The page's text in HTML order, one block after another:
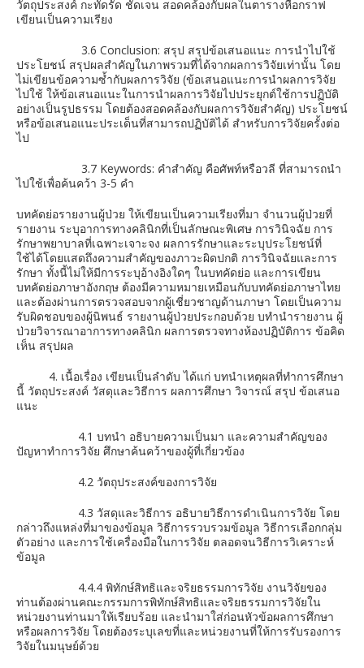
วัตถุประสงค์ กะทัดรัด ชัดเจน สอดคล้องกับผลในตารางหือกราฟ
เขียนเป็นความเรียง
3.6 Conclusion: สรุป สรุปข้อเสนอแนะ การนำไปใช้
ประโยชน์ สรุปผลสำคัญในภาพรวมที่ได้จากผลการวิจัยเท่านั้น โดย
ไม่เขียนข้อความซ้ำกับผลการวิจัย (ข้อเสนอแนะการนำผลการวิจัย
ไปใช้ ให้ข้อเสนอแนะในการนำผลการวิจัยไปประยุกต์ใช้การปฏิบัติ
อย่างเป็นรูปธรรม โดยต้องสอดคล้องกับผลการวิจัยสำคัญ) ประโยชน์
หรือข้อเสนอแนะประเด็นที่สามารถปฏิบัติได้ สำหรับการวิจัยครั้งต่อ
ไป
3.7 Keywords: คำสำคัญ คือศัพท์หรือวลี ที่สามารถนำ
ไปใช้เพื่อค้นคว้า 3-5 คำ
บทคัดย่อรายงานผู้ป่วย ให้เขียนเป็นความเรียงที่มา จำนวนผู้ป่วยที่
รายงาน ระบุอาการทางคลินิกที่เป็นลักษณะพิเศษ การวินิจฉัย การ
รักษาพยาบาลที่เฉพาะเจาะจง ผลการรักษาและระบุประโยชน์ที่
ใช้ได้โดยแสดถึงความสำคัญของภาวะผิดปกติ การวินิจฉัยและการ
รักษา ทั้งนี้ไม่ให้มีการระบุอ้างอิงใดๆ ในบทคัดย่อ และการเขียน
บทคัดย่อภาษาอังกฤษ ต้องมีความหมายเหมือนกับบทคัดย่อภาษาไทย
และต้องผ่านการตรวจสอบจากผู้เชี่ยวชาญด้านภาษา โดยเป็นความ
รับผิดชอบของผู้นิพนธ์ รายงานผู้ป่วยประกอบด้วย บทำนำรายงาน ผู้
ป่วยวิจารณาอาการทางคลินิก ผลการตรวจทางห้องปฏิบัติการ ข้อคิด
เห็น สรุปผล
4. เนื้อเรื่อง เขียนเป็นลำดับ ได้แก่ บทนำเหตุผลที่ทำการศึกษา
นี้ วัตถุประสงค์ วัสดุและวิธีการ ผลการศึกษา วิจารณ์ สรุป ข้อเสนอ
แนะ
4.1 บทนำ อธิบายความเป็นมา และความสำคัญของ
ปัญหาทำการวิจัย ศึกษาค้นคว้าของผู้ที่เกี่ยวข้อง
4.2 วัตถุประสงค์ของการวิจัย
4.3 วัสดุและวิธีการ อธิบายวิธีการดำเนินการวิจัย โดย
กล่าวถึงแหล่งที่มาของข้อมูล วิธีการรวบรวมข้อมูล วิธีการเลือกกลุ่ม
ตัวอย่าง และการใช้เครื่องมือในการวิจัย ตลอดจนวิธีการวิเคราะห์
ข้อมูล
4.4.4 พิทักษ์สิทธิและจริยธรรมการวิจัย งานวิจัยของ
ท่านต้องผ่านคณะกรรมการพิทักษ์สิทธิและจริยธรรมการวิจัยใน
หน่วยงานท่านมาให้เรียบร้อย และนำมาใส่ก่อนหัวข้อผลการศึกษา
หรือผลการวิจัย โดยต้องระบุเลขที่และหน่วยงานที่ให้การรับรองการ
วิจัยในมนุษย์ด้วย